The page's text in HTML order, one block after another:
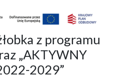
z programu
„AKTYWNY
2029”